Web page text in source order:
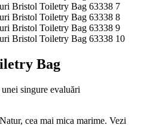
Bag
singure evaluări
cea mai mica marime. Vezi